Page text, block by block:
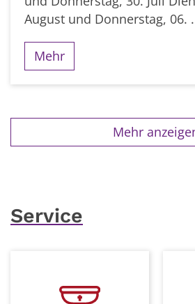
August und Donnerstag, 06.
Mehr
Mehr
Service